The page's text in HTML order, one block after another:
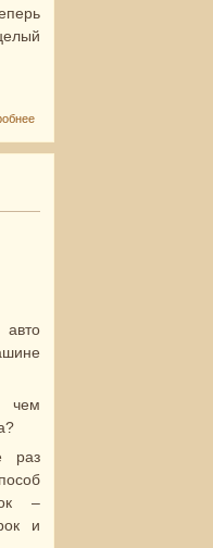
о 1 годик – поздравляем
чем
раз
–
и